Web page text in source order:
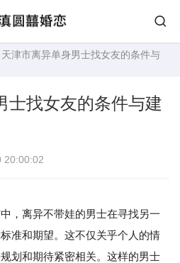
津市离异单身男士找女友的条件与
士找女友的条件与建
20:00:02
，离异不带娃的男士在寻找另一
准和期望。这不仅关乎个人的情
划和期待紧密相关。这样的男士